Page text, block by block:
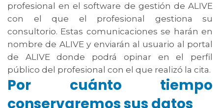
profesional en el software de gestión de ALIVE
con el que el profesional gestiona su
consultorio. Estas comunicaciones se harán en
nombre de ALIVE y enviarán al usuario al portal
de ALIVE donde podrá opinar en el perfil
público del profesional con el que realizó la cita.
Por cuánto tiempo
conservaremos sus datos